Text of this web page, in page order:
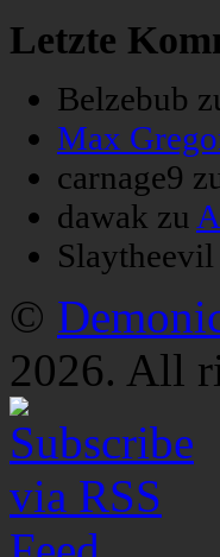
Letzte
Belzebub
Max
carnage9
dawak zu
Slaytheevil
©
2026. All